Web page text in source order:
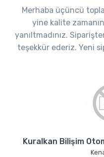
Merhaba üçüncü
yine kalite
yanıltmadınız.
teşekkür ederiz. Yeni
Kuralkan Bilişim